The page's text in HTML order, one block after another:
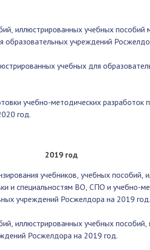
иллюстрированных учебных пособий
образовательных учреждений
учебных для
учебно-методических разработок
год.
2019 год
учебников, учебных пособий,
и специальностям ВО, СПО и учебно-
учреждений Росжелдора на 2019 год.
иллюстрированных учебных
Росжелдора на 2019 год.